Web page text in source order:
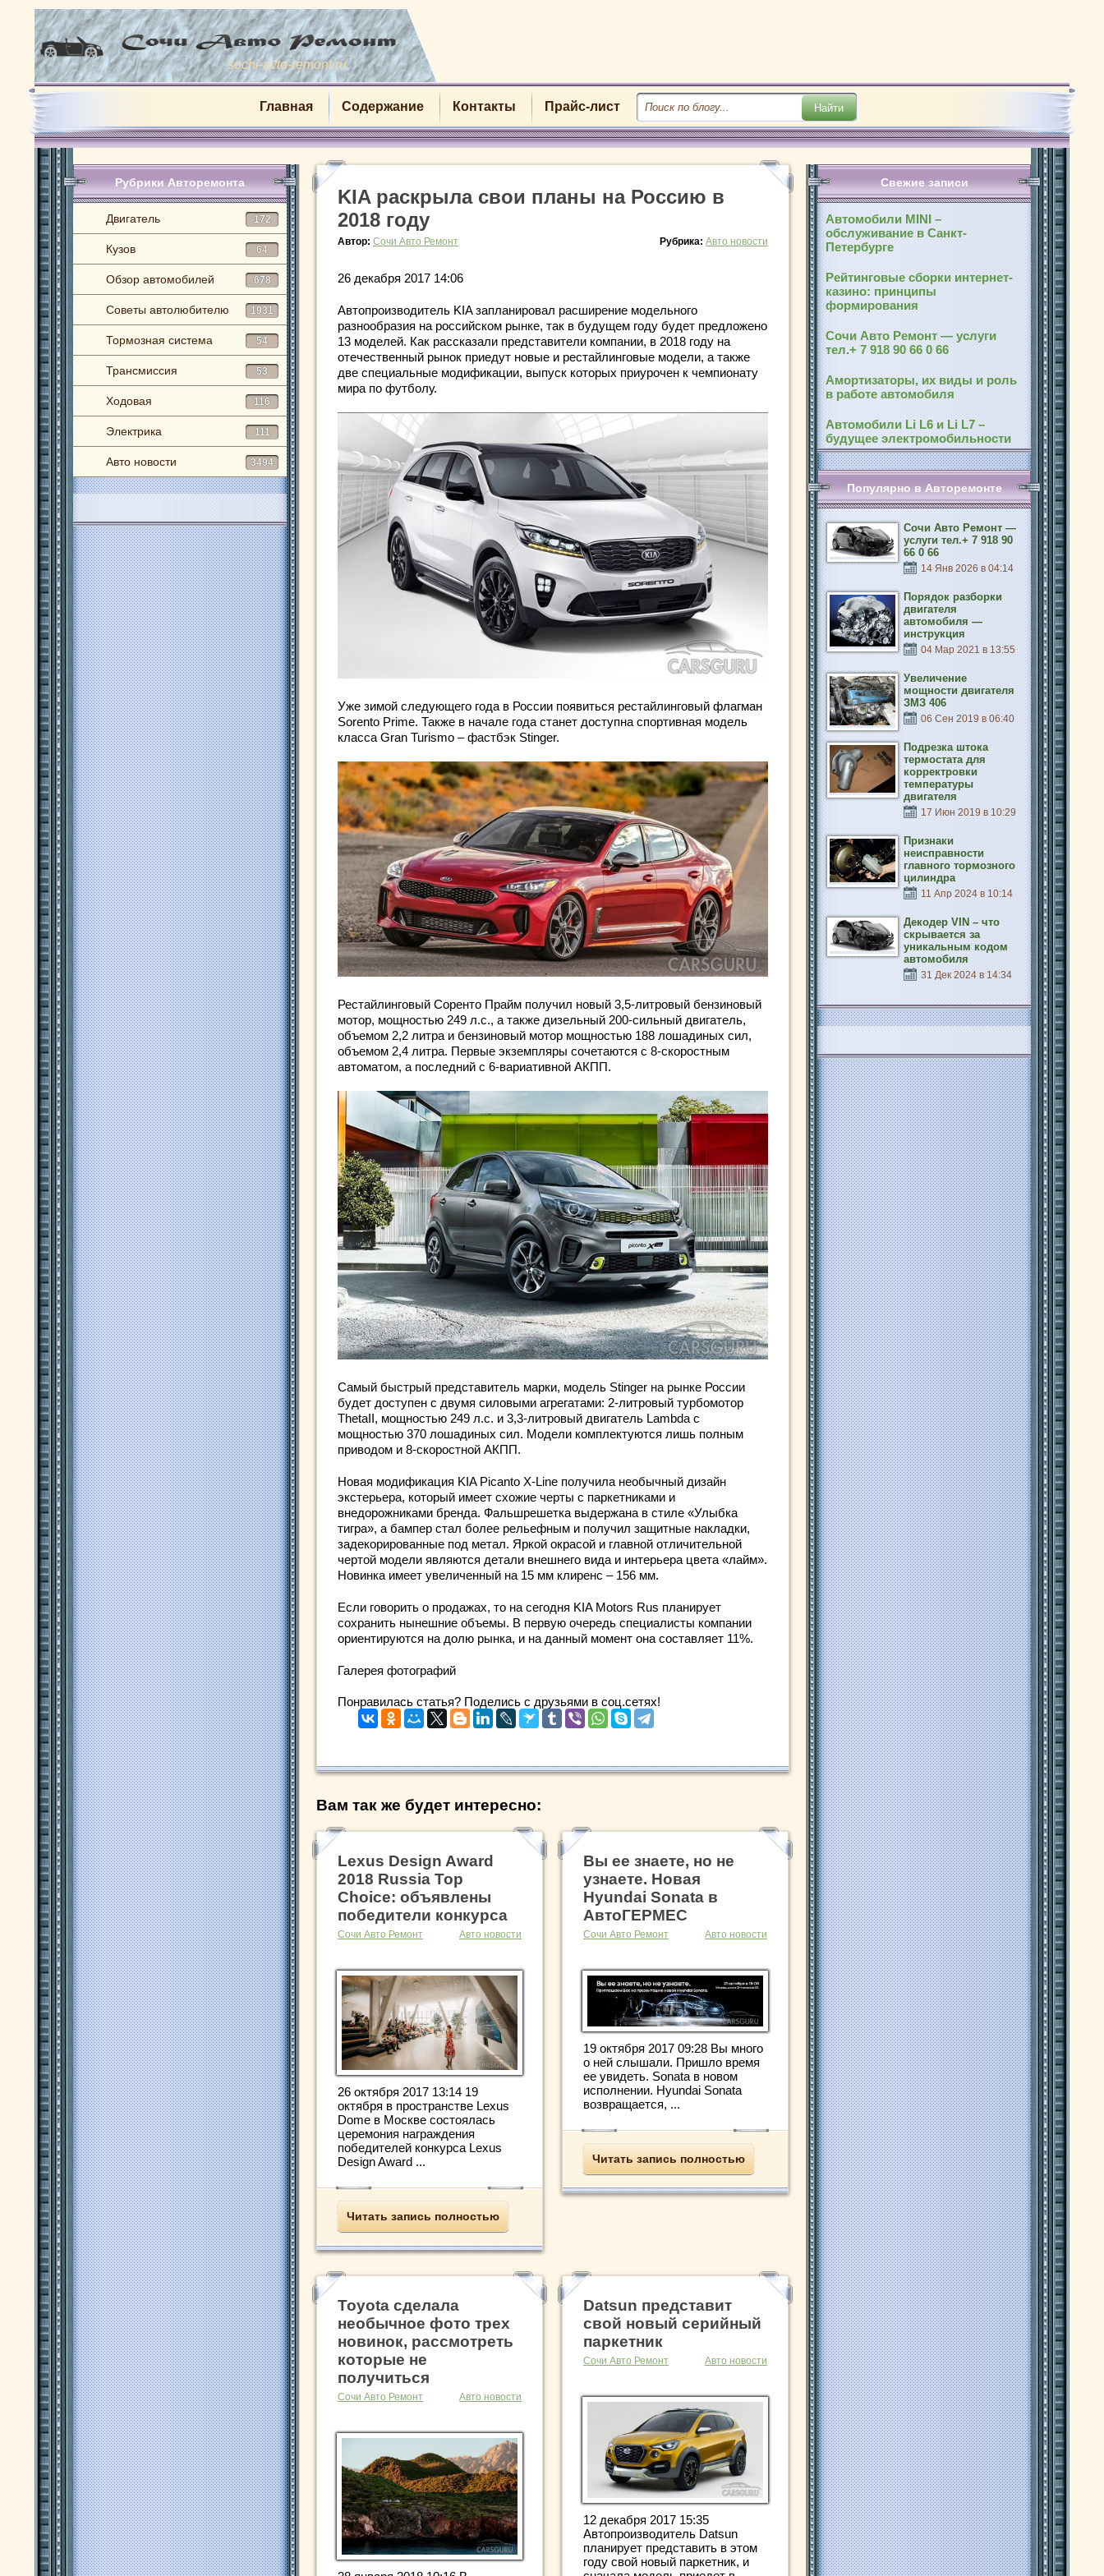
sochi-avto-remont.ru
Главная Содержание Контакты Прайс-лист
Рубрики Авторемонта
Двигатель 172
Кузов 64
Обзор автомобилей 678
Советы автолюбителю 1931
Тормозная система 54
Трансмиссия 53
Ходовая 116
Электрика 111
Авто новости 3494
KIA раскрыла свои планы на Россию в
2018 году
Автор: Сочи Авто Ремонт Рубрика: Авто новости
26 декабря 2017 14:06
Автопроизводитель KIA запланировал расширение модельного
разнообразия на российском рынке, так в будущем году будет предложено
13 моделей. Как рассказали представители компании, в 2018 году на
отечественный рынок приедут новые и рестайлинговые модели, а также
две специальные модификации, выпуск которых приурочен к чемпионату
мира по футболу.
Уже зимой следующего года в России появиться рестайлинговый флагман
Sorento Prime. Также в начале года станет доступна спортивная модель
класса Gran Turismo – фастбэк Stinger.
Рестайлинговый Соренто Прайм получил новый 3,5-литровый бензиновый
мотор, мощностью 249 л.с., а также дизельный 200-сильный двигатель,
объемом 2,2 литра и бензиновый мотор мощностью 188 лошадиных сил,
объемом 2,4 литра. Первые экземпляры сочетаются с 8-скоростным
автоматом, а последний с 6-вариативной АКПП.
Самый быстрый представитель марки, модель Stinger на рынке России
будет доступен с двумя силовыми агрегатами: 2-литровый турбомотор
ThetaII, мощностью 249 л.с. и 3,3-литровый двигатель Lambda с
мощностью 370 лошадиных сил. Модели комплектуются лишь полным
приводом и 8-скоростной АКПП.
Новая модификация KIA Picanto X-Line получила необычный дизайн
экстерьера, который имеет схожие черты с паркетниками и
внедорожниками бренда. Фальшрешетка выдержана в стиле «Улыбка
тигра», а бампер стал более рельефным и получил защитные накладки,
задекорированные под метал. Яркой окрасой и главной отличительной
чертой модели являются детали внешнего вида и интерьера цвета «лайм».
Новинка имеет увеличенный на 15 мм клиренс – 156 мм.
Если говорить о продажах, то на сегодня KIA Motors Rus планирует
сохранить нынешние объемы. В первую очередь специалисты компании
ориентируются на долю рынка, и на данный момент она составляет 11%.
Галерея фотографий
Понравилась статья? Поделись с друзьями в соц.сетях!
Вам так же будет интересно:
Lexus Design Award
2018 Russia Top
Choice: объявлены
победители конкурса
Сочи Авто Ремонт Авто новости
26 октября 2017 13:14 19
октября в пространстве Lexus
Dome в Москве состоялась
церемония награждения
победителей конкурса Lexus
Design Award ...
Читать запись полностью
Вы ее знаете, но не
узнаете. Новая
Hyundai Sonata в
АвтоГЕРМЕС
Сочи Авто Ремонт Авто новости
19 октября 2017 09:28 Вы много
о ней слышали. Пришло время
ее увидеть. Sonata в новом
исполнении. Hyundai Sonata
возвращается, ...
Читать запись полностью
Toyota сделала
необычное фото трех
новинок, рассмотреть
которые не
получиться
Сочи Авто Ремонт Авто новости
Datsun представит
свой новый серийный
паркетник
Сочи Авто Ремонт Авто новости
12 декабря 2017 15:35
Автопроизводитель Datsun
планирует представить в этом
году свой новый паркетник, и
Свежие записи
Автомобили MINI –
обслуживание в Санкт-
Петербурге
Рейтинговые сборки интернет-
казино: принципы
формирования
Сочи Авто Ремонт — услуги
тел.+ 7 918 90 66 0 66
Амортизаторы, их виды и роль
в работе автомобиля
Автомобили Li L6 и Li L7 –
будущее электромобильности
Популярно в Авторемонте
Сочи Авто Ремонт —
услуги тел.+ 7 918 90
66 0 66
14 Янв 2026 в 04:14
Порядок разборки
двигателя
автомобиля —
инструкция
04 Мар 2021 в 13:55
Увеличение
мощности двигателя
ЗМЗ 406
06 Сен 2019 в 06:40
Подрезка штока
термостата для
корректровки
температуры
двигателя
17 Июн 2019 в 10:29
Признаки
неисправности
главного тормозного
цилиндра
11 Апр 2024 в 10:14
Декодер VIN – что
скрывается за
уникальным кодом
автомобиля
31 Дек 2024 в 14:34